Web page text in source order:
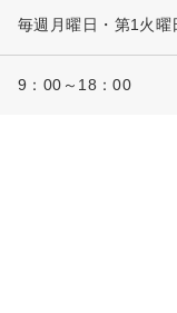
毎週月曜日・第1火曜
9：00～18：00